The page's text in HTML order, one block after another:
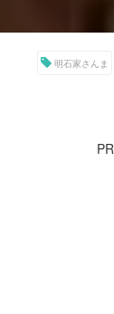
明石家さんま